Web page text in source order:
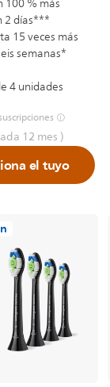
2 días***
15 veces más
semanas*
4 unidades
12 mes )
el tuyo